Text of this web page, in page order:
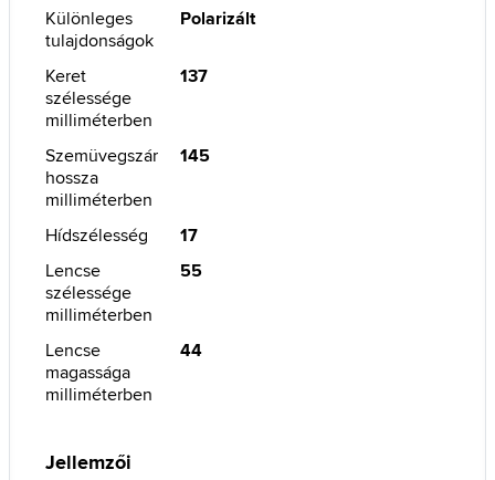
Különleges
tulajdonságok
Polarizált
Keret
szélessége
milliméterben
137
Szemüvegszár
hossza
milliméterben
145
Hídszélesség
17
Lencse
szélessége
milliméterben
55
Lencse
magassága
milliméterben
44
Jellemzői